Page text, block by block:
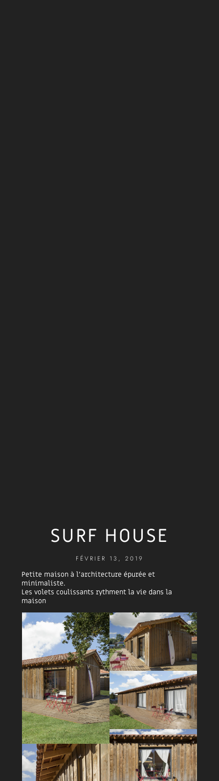
SURF HOUSE
FÉVRIER 13, 2019
Petite maison à l’architecture épurée et
minimaliste.
Les volets coulissants rythment la vie dans la
maison